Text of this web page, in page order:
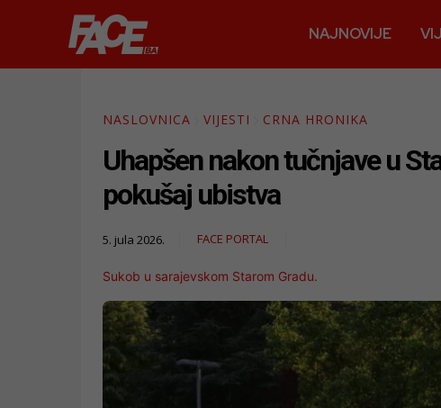
NAJNOVIJE
NASLOVNICA VIJESTI CRNA HRONIKA
Uhapšen nakon tučnjave u
pokušaj ubistva
5. jula 2026. FACE PORTAL
Sukob u sarajevskom Starom Gradu.